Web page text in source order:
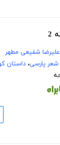
شفیعی مطهر
شعر پارسی،داستان